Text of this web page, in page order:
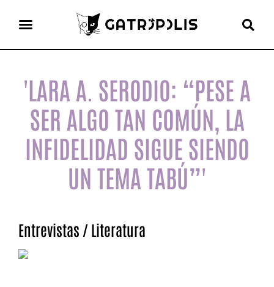
'LARA A. SERODIO: “PESE A
SER ALGO TAN COMÚN, LA
INFIDELIDAD SIGUE SIENDO
UN TEMA TABÚ”'
Entrevistas /Literatura